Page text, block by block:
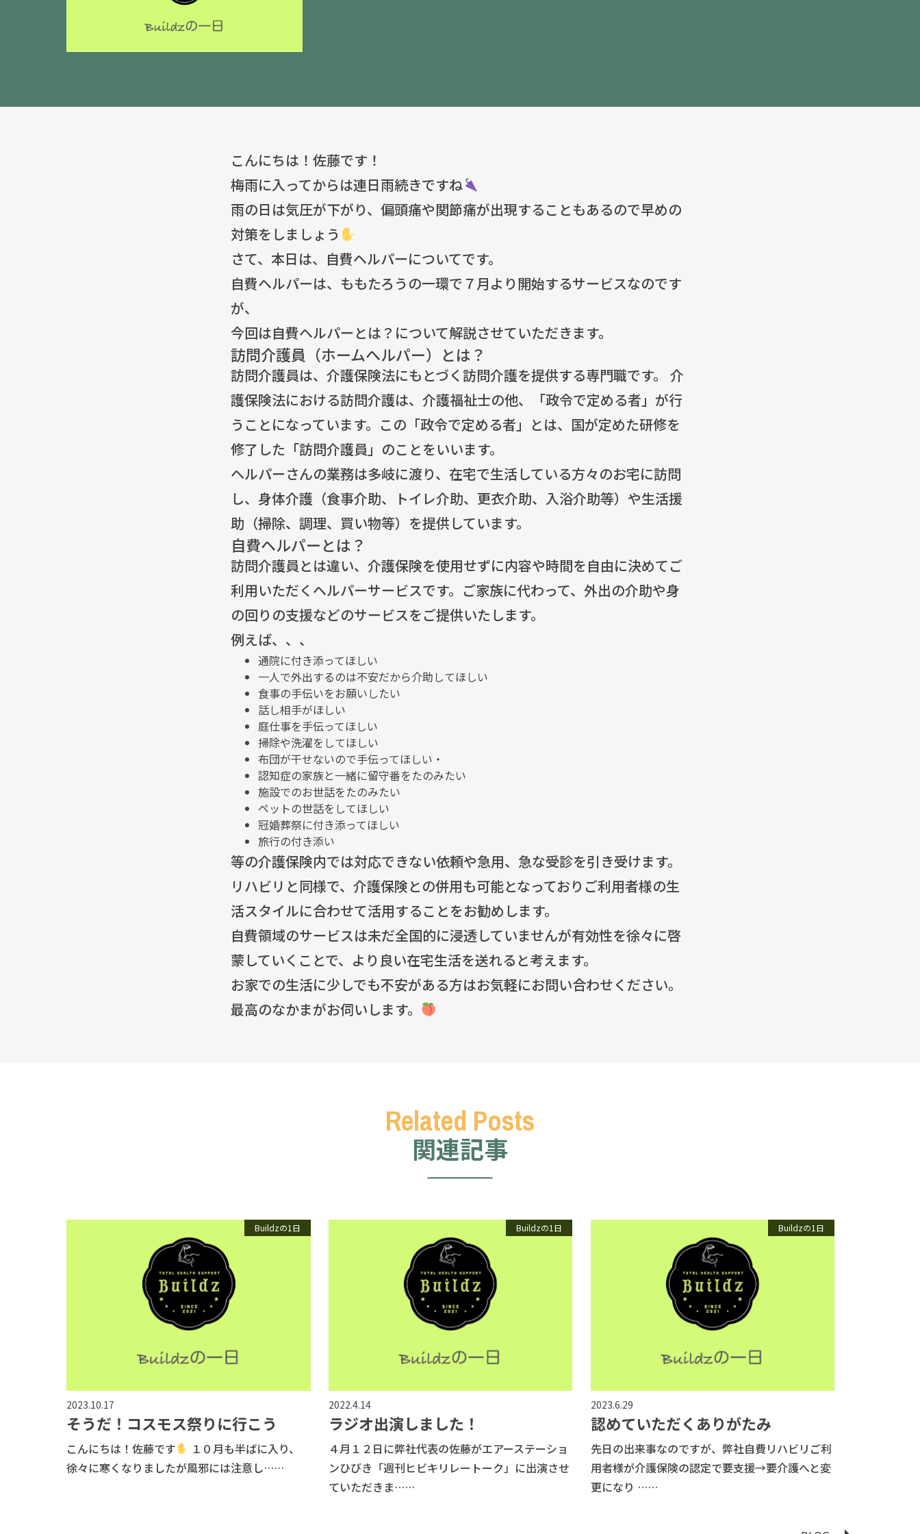
こんにちは！佐藤です！
梅雨に入ってからは連日雨続きですね
雨の日は気圧が下がり、偏頭痛や関節痛が出現することもあるので早めの
対策をしましょう
さて、本日は、自費ヘルパーについてです。
自費ヘルパーは、ももたろうの一環で７月より開始するサービスなのです
が、
今回は自費ヘルパーとは？について解説させていただきます。
訪問介護員（ホームヘルパー）とは？
訪問介護員は、介護保険法にもとづく訪問介護を提供する専門職です。 介
護保険法における訪問介護は、介護福祉士の他、「政令で定める者」が行
うことになっています。この「政令で定める者」とは、国が定めた研修を
修了した「訪問介護員」のことをいいます。
ヘルパーさんの業務は多岐に渡り、在宅で生活している方々のお宅に訪問
し、身体介護（食事介助、トイレ介助、更衣介助、入浴介助等）や生活援
助（掃除、調理、買い物等）を提供しています。
自費ヘルパーとは？
訪問介護員とは違い、介護保険を使用せずに内容や時間を自由に決めてご
利用いただくヘルパーサービスです。ご家族に代わって、外出の介助や身
の回りの支援などのサービスをご提供いたします。
例えば、、、
通院に付き添ってほしい
一人で外出するのは不安だから介助してほしい
食事の手伝いをお願いしたい
話し相手がほしい
庭仕事を手伝ってほしい
掃除や洗濯をしてほしい
布団が干せないので手伝ってほしい・
認知症の家族と一緒に留守番をたのみたい
施設でのお世話をたのみたい
ペットの世話をしてほしい
冠婚葬祭に付き添ってほしい
旅行の付き添い
等の介護保険内では対応できない依頼や急用、急な受診を引き受けます。
リハビリと同様で、介護保険との併用も可能となっておりご利用者様の生
活スタイルに合わせて活用することをお勧めします。
自費領域のサービスは未だ全国的に浸透していませんが有効性を徐々に啓
蒙していくことで、より良い在宅生活を送れると考えます。
お家での生活に少しでも不安がある方はお気軽にお問い合わせください。
最高のなかまがお伺いします。
関連記事
Buildzの1日
2023.10.17
そうだ！コスモス祭りに行こう
こんにちは！佐藤です
１０月も半ばに入り、
徐々に寒くなりましたが風邪には注意し……
Buildzの1日
2022.4.14
ラジオ出演しました！
４月１２日に弊社代表の佐藤がエアーステーショ
ンひびき「週刊ヒビキリレートーク」に出演させ
ていただきま……
Buildzの1日
2023.6.29
認めていただくありがたみ
先日の出来事なのですが、弊社自費リハビリご利
用者様が介護保険の認定で要支援→要介護へと変
更になり ……